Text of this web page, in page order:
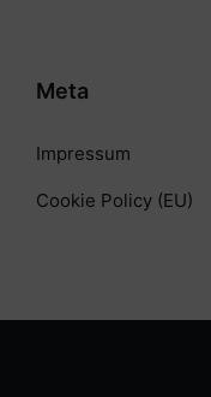
Meta
Impressum
Cookie Policy (EU)